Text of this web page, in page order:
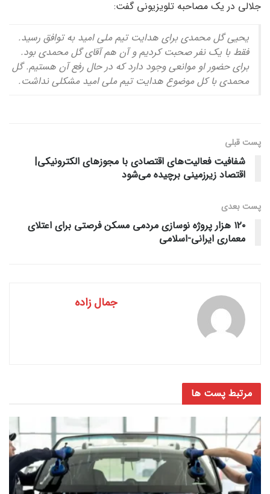
جلالی در یک مصاحبه تلویزیونی گفت:
یحیی گل محمدی برای هدایت تیم ملی امید به توافق رسید.
فقط با یک نفر صحبت کردیم و آن هم آقای گل محمدی بود.
برای حضور او موانعی وجود دارد که در حال رفع آن هستیم. گل
محمدی با کل موضوع هدایت تیم ملی امید مشکلی نداشت.
پست قبلی
شفافیت فعالیت‌های اقتصادی با مجوزهای الکترونیکی|
اقتصاد زیرزمینی برچیده می‌شود
پست‌ بعدی
۱۲۰ هزار پروژه نوسازی مردمی مسکن فرصتی برای اعتلای
معماری ایرانی-اسلامی
جمال زاده
مرتبط پست ها